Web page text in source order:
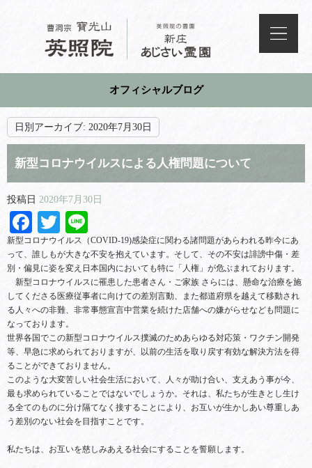
オフィシャルブログ
日別アーカイブ: 2020年7月30日
新型コロナウイルスによる人権問題について
投稿日 2020年7月30日
Facebook
Twitter
新型コロナウイルス（COVID-19)感染症に関わる諸問題があらわれる昨今にあ
って、誰しもが大きな不安を抱えています。そして、その不安は誹謗中傷・差
別・偏見に姿を変え日本国内においても特に「人権」が危ぶまれております。
新型コロナウイルスに罹患した患者さん・ご家族 さらには、懸命な治療を施
してくださる医療従事者に向けての差別言動、また都道府県を越えて移動され
る人々への非難、非常事態宣言中営業を続けた店舗への嫌がらせなども問題に
なっております。
世界各国でこの新型コロナウイルス撲滅のためあらゆる対応策・ワクチン開発
等、早急に求められておりますが、以前の生活を取り戻す有効な解決方法を得
ることができておりません。
このような大変苦しい社会生活において、人々が助け合い、支えあう事が今、
最も求められていることではないでしょうか。それは、私たちが生きとし生け
る全てのものに分け隔てなく接することにより、お互いが生かしあい尊重しあ
う差別のない社会を目指すことです。
私たちは、お互いを慈しみあえる社会にすることを誓願します。